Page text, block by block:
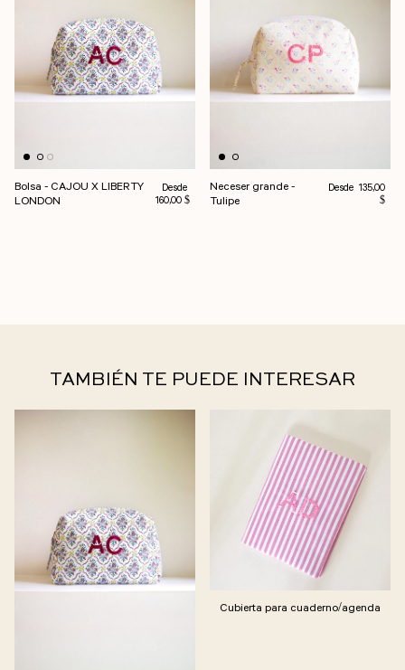
Bolsa - CAJOU X LIBERTY
LONDON
Precio habitual
Desde
160,00 $
Neceser grande -
Tulipe
Precio habitual
Desde 135,00
$
TAMBIÉN TE PUEDE INTERESAR
Cubierta para cuaderno/agenda